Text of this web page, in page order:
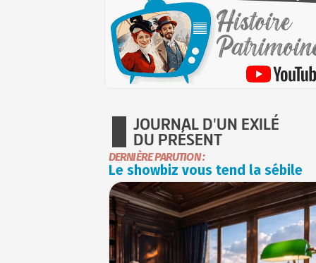
JOURNAL D'UN EXILÉ
DU PRÉSENT
DERNIÈRE PARUTION :
Le showbiz vous tend la sébile